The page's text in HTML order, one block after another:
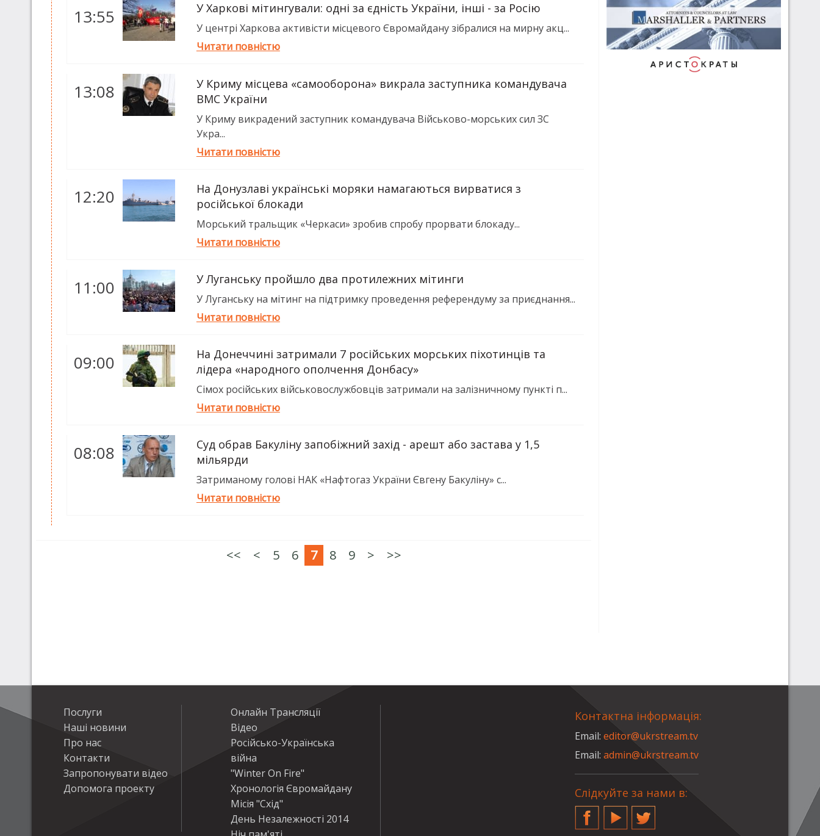
13:55 У Харкові мітингували: одні за єдність України, інші - за Росію
У центрі Харкова активісти місцевого Євромайдану зібралися на мирну акц...
Читати повністю
13:08
У Криму місцева «самооборона» викрала заступника командувача
ВМС України
У Криму викрадений заступник командувача Військово-морських сил ЗС
Укра...
Читати повністю
12:20
На Донузлаві українські моряки намагаються вирватися з
російської блокади
Морський тральщик «Черкаси» зробив спробу прорвати блокаду...
Читати повністю
11:00 У Луганську пройшло два протилежних мітинги
У Луганську на мітинг на підтримку проведення референдуму за приєднання...
Читати повністю
09:00
На Донеччині затримали 7 російських морських піхотинців та
лідера «народного ополчення Донбасу»
Сімох російських військовослужбовців затримали на залізничному пункті п...
Читати повністю
08:08
Суд обрав Бакуліну запобіжний захід - арешт або застава у 1,5
мільярди
Затриманому голові НАК «Нафтогаз України Євгену Бакуліну» с...
Читати повністю
<< < 5 6 7 8 9 > >>
Послуги
Наші новини
Про нас
Контакти
Запропонувати відео
Допомога проекту
Онлайн Трансляції
Відео
Російсько-Українська
війна
"Winter On Fire"
Хронологія Євромайдану
Місія "Схід"
День Незалежності 2014
Контактна інформація:
Email:editor@ukrstream.tv
Email:admin@ukrstream.tv
Слідкуйте за нами в:
FacebookYouTubeTwitter